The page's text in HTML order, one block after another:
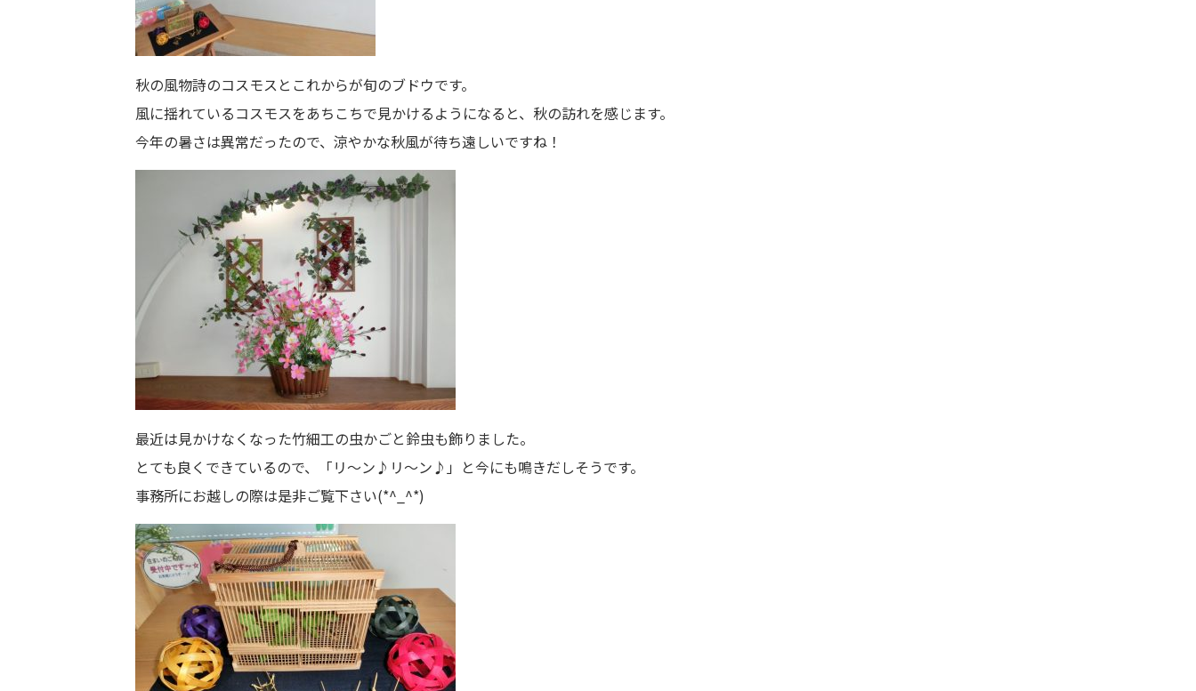
秋の風物詩のコスモスとこれからが旬のブドウです。
風に揺れているコスモスをあちこちで見かけるようになると、秋の訪れを感じます。
今年の暑さは異常だったので、涼やかな秋風が待ち遠しいですね！
最近は見かけなくなった竹細工の虫かごと鈴虫も飾りました。
とても良くできているので、「リ～ン♪リ～ン♪」と今にも鳴きだしそうです。
事務所にお越しの際は是非ご覧下さい(*^_^*)